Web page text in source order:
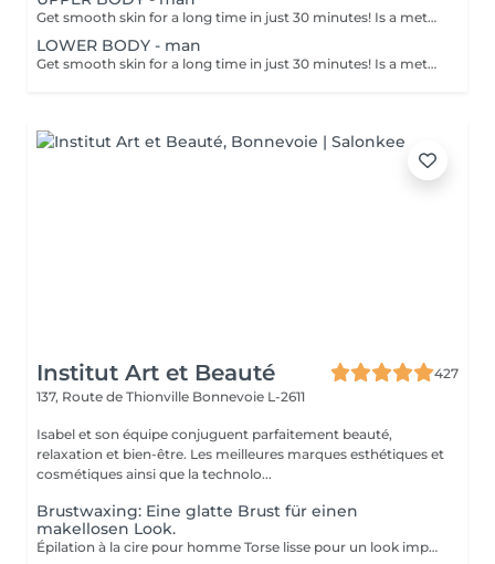
Get smooth skin for a long time in just 30 minutes! Is a method of hair removal when your hair is pulled out with warm wax with the hair follicle. How is wax epilation done? - preparation is performed - wax is applied - depilation is performed - wax residue is removed Age restrictions: recommended to do from 14 years. Post procedure recommendations: do not take hot bath, do not visit sauna, do not swim in the pool for 12 hours after the procedure - it can cause irritation. Frequency: once in 4 weeks.
LOWER BODY - man
Get smooth skin for a long time in just 30 minutes! Is a method of hair removal when your hair is pulled out with warm wax with the hair follicle. How is wax epilation done? - preparation is performed - wax is applied - depilation is performed - wax residue is removed Age restrictions: recommended to do from 14 years. Post procedure recommendations: do not take hot bath, do not visit sauna, do not swim in the pool for 12 hours after the procedure - it can cause irritation. Frequency: once in 4 weeks.
Institut Art et Beauté
427
137, Route de Thionville Bonnevoie L-2611
Isabel et son équipe conjuguent parfaitement beauté,
relaxation et bien-être. Les meilleures marques esthétiques et
cosmétiques ainsi que la technolo...
Brustwaxing: Eine glatte Brust für einen
makellosen Look.
Épilation à la cire pour homme Torse lisse pour un look impeccable. Méthode d'épilation qui permet l'élimination des poils de façon efficace. Les poils qui repoussent s'affinent et sont plus doux. Pour l'épilation masculine, nous utilisons la cire tiède pour la plupart des régions du corps et la cire chaude pour les régions plus sensibles (torse et parties intimes). Le post-épilatoire spécifique aux besoins de la peau des hommes est appliqué par la suite afin de minimiser l'apparition de petits boutons et de poils incarnés. Gardez à l'esprit qu'une exfoliation APRÈS l'épilation est la façon la plus efficace de minimiser ces effets indésirables.